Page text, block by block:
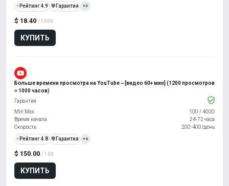
$ 18.40 / 1000
КУПИТЬ
⭐ Рейтинг 4.9 ️🛡️ Гарантия +3
Больше времени просмотра на YouTube ~ [видео 60+ мин] (1200 просмотров
= 1000 часов)
$ 150.00 / 100
КУПИТЬ
Гарантия
Min Max
100 /4000
Время начала
24-72 часа
Скорость
200-400/день
⭐ Рейтинг 4.8 ️🛡️ Гарантия +4